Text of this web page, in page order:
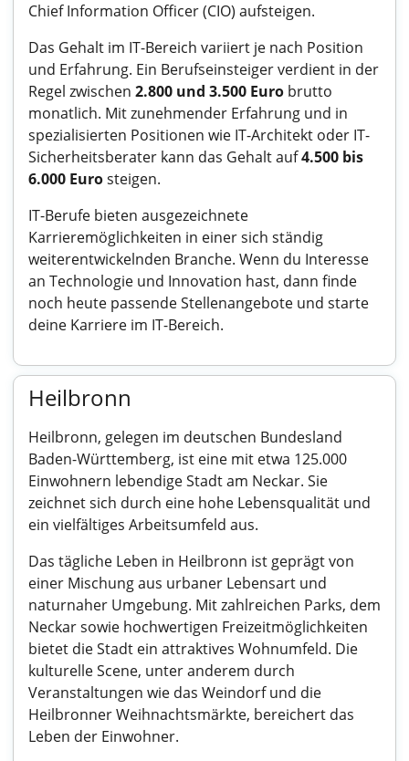
Chief Information Officer (CIO) aufsteigen.
Das Gehalt im IT-Bereich variiert je nach Position
und Erfahrung. Ein Berufseinsteiger verdient in der
Regel zwischen 2.800 und 3.500 Euro brutto
monatlich. Mit zunehmender Erfahrung und in
spezialisierten Positionen wie IT-Architekt oder IT-
Sicherheitsberater kann das Gehalt auf4.500 bis
6.000 Eurosteigen.
IT-Berufe bieten ausgezeichnete
Karrieremöglichkeiten in einer sich ständig
weiterentwickelnden Branche. Wenn du Interesse
an Technologie und Innovation hast, dann finde
noch heute passende Stellenangebote und starte
deine Karriere im IT-Bereich.
Heilbronn
Heilbronn, gelegen im deutschen Bundesland
Baden-Württemberg, ist eine mit etwa 125.000
Einwohnern lebendige Stadt am Neckar. Sie
zeichnet sich durch eine hohe Lebensqualität und
ein vielfältiges Arbeitsumfeld aus.
Das tägliche Leben in Heilbronn ist geprägt von
einer Mischung aus urbaner Lebensart und
naturnaher Umgebung. Mit zahlreichen Parks, dem
Neckar sowie hochwertigen Freizeitmöglichkeiten
bietet die Stadt ein attraktives Wohnumfeld. Die
kulturelle Scene, unter anderem durch
Veranstaltungen wie das Weindorf und die
Heilbronner Weihnachtsmärkte, bereichert das
Leben der Einwohner.